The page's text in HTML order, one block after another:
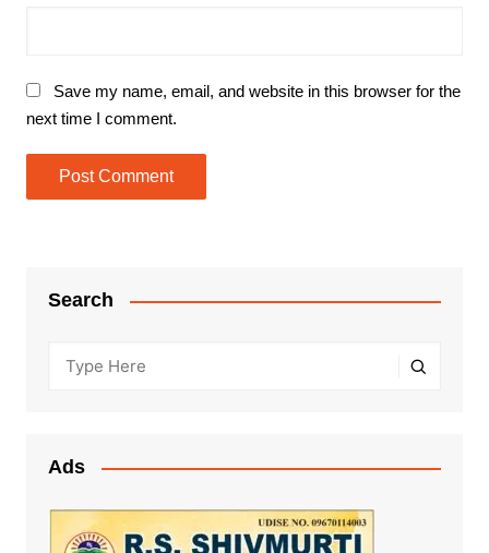
Save my name, email, and website in this browser for the
next time I comment.
Search
Ads